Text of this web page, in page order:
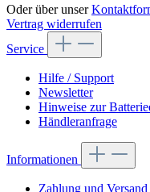
Oder über unser
Vertrag widerrufen
Service
Hilfe / Support
Newsletter
Hinweise zur
Händleranfrage
Informationen
Zahlung und Versand